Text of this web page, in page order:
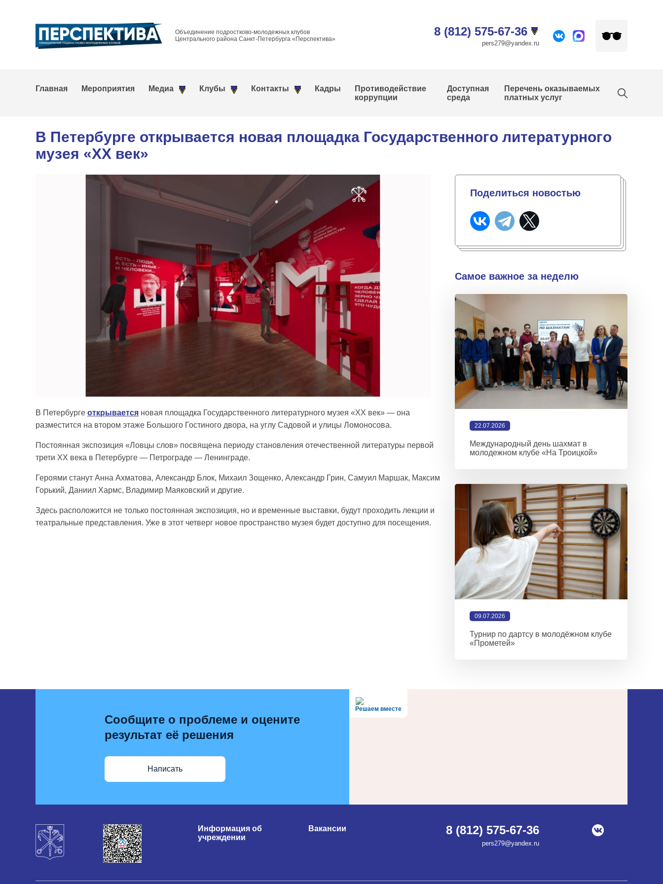
Объединение подростково-молодежных клубов
Центрального района Санкт-Петербурга «Перспектива»
8 (812) 575-67-36
pers279@yandex.ru
Главная Мероприятия Медиа Клубы Контакты Кадры
Противодействие
коррупции
Доступная
среда
Перечень оказываемых
платных услуг
В Петербурге открывается новая площадка Государственного литературного
музея «ХХ век»
В Петербурге открывается новая площадка Государственного литературного музея «ХХ век» — она
разместится на втором этаже Большого Гостиного двора, на углу Садовой и улицы Ломоносова.
Постоянная экспозиция «Ловцы слов» посвящена периоду становления отечественной литературы первой
трети ХХ века в Петербурге — Петрограде — Ленинграде.
Героями станут Анна Ахматова, Александр Блок, Михаил Зощенко, Александр Грин, Самуил Маршак, Максим
Горький, Даниил Хармс, Владимир Маяковский и другие.
Здесь расположится не только постоянная экспозиция, но и временные выставки, будут проходить лекции и
театральные представления. Уже в этот четверг новое пространство музея будет доступно для посещения.
Поделиться новостью
Самое важное за неделю
22.07.2026
Международный день шахмат в
молодежном клубе «На Троицкой»
09.07.2026
Турнир по дартсу в молодёжном клубе
«Прометей»
Решаем вместе
Сообщите о проблеме и оцените
результат её решения
Написать
Информация об
учреждении
Вакансии 8 (812) 575-67-36
pers279@yandex.ru